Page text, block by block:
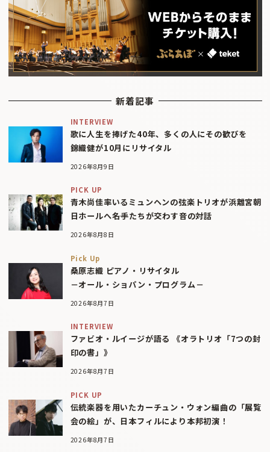
新着記事
INTERVIEW
歌に人生を捧げた40年、多くの人にその歓びを
錦織健が10月にリサイタル
2026年8月9日
PICK UP
青木尚佳率いるミュンヘンの弦楽トリオが浜離宮朝
日ホールへ――名手たちが交わす音の対話
2026年8月8日
Pick Up
桑原志織 ピアノ・リサイタル
－オール・ショパン・プログラム－
2026年8月7日
INTERVIEW
ファビオ・ルイージが語る 《オラトリオ「7つの封
印の書」》
2026年8月7日
PICK UP
伝統楽器を用いたカーチュン・ウォン編曲の「展覧
会の絵」が、日本フィルにより本邦初演！
2026年8月7日